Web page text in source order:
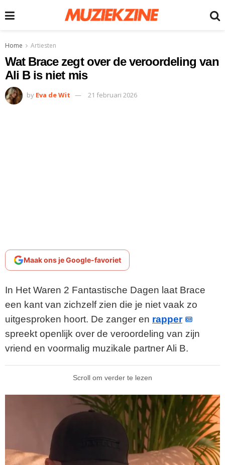
Home Artiesten
Wat Brace zegt over de veroordeling van
Ali B is niet mis
by Eva de Wit 21 februari 2026
Maak ons je Google-favoriet
In Het Waren 2 Fantastische Dagen laat Brace
een kant van zichzelf zien die je niet vaak zo
uitgesproken hoort. De zanger en rapper
spreekt openlijk over de veroordeling van zijn
vriend en voormalig muzikale partner Ali B.
Scroll om verder te lezen